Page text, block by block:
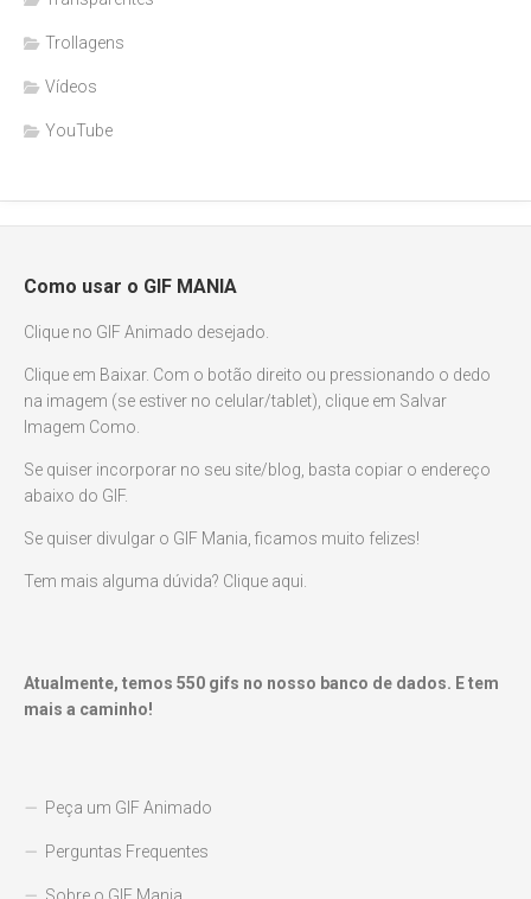
Trollagens
Vídeos
YouTube
Como usar o GIF MANIA
Clique no GIF Animado desejado.
Clique em Baixar. Com o botão direito ou pressionando o dedo
na imagem (se estiver no celular/tablet), clique em Salvar
Imagem Como.
Se quiser incorporar no seu site/blog, basta copiar o endereço
abaixo do GIF.
Se quiser divulgar o GIF Mania, ficamos muito felizes!
Tem mais alguma dúvida? Clique aqui.
Atualmente, temos 550 gifs no nosso banco de dados. E tem
mais a caminho!
Peça um GIF Animado
Perguntas Frequentes
Sobre o GIF Mania